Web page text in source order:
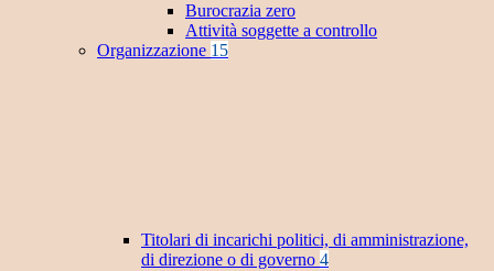
Burocrazia zero
Attività soggette a controllo
Organizzazione 15
Titolari di incarichi politici, di amministrazione,
di direzione o di governo 4